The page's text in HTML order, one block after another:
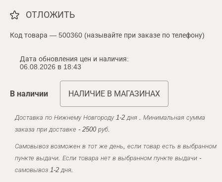
ОТЛОЖИТЬ
Код товара — 500360 (называйте при заказе по телефону)
Дата обновления цен и наличия:
06.08.2026 в 18:43
В наличии НАЛИЧИЕ В МАГАЗИНАХ
Доставка по Нижнему Новгороду 1-2 дня . Минимальная сумма
заказа при доставке - 2500 руб.
Самовывоз возможен в тот же день, если товар есть в выбранном
пункте выдачи. Если товара нет в выбранном пункте выдачи -
самовывоз 1-2 дня.